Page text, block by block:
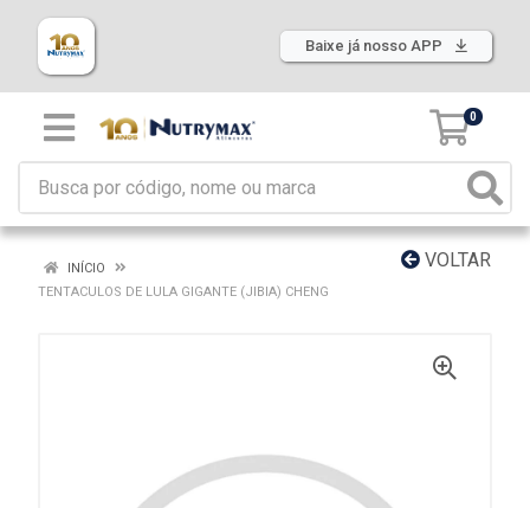
Baixe já nosso APP
0
VOLTAR
INÍCIO
TENTACULOS DE LULA GIGANTE (JIBIA) CHENG